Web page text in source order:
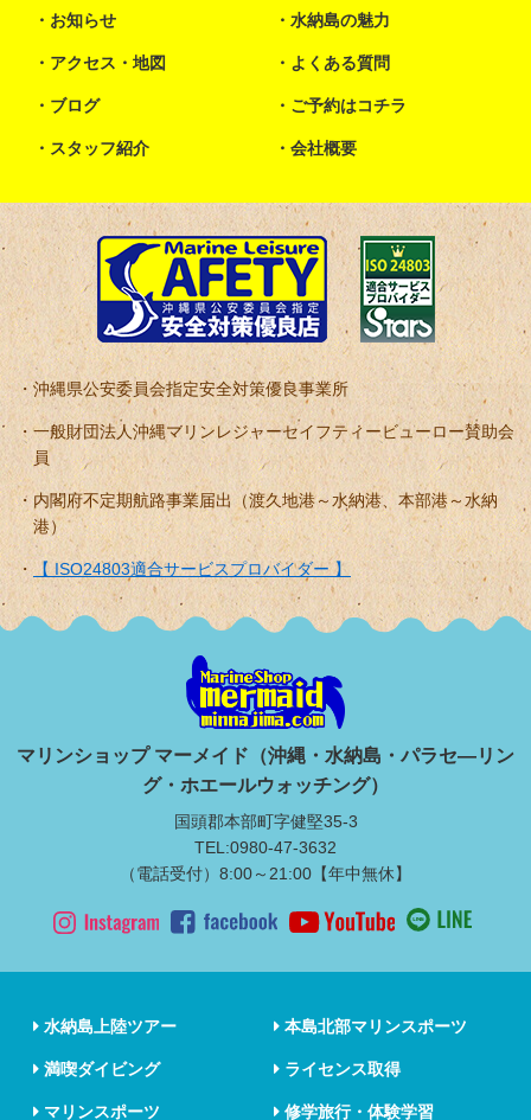
お知らせ 水納島の魅力
アクセス・地図 よくある質問
ブログ ご予約はコチラ
スタッフ紹介 会社概要
沖縄県公安委員会指定安全対策優良事業所
一般財団法人沖縄マリンレジャーセイフティービューロー賛助会
員
内閣府不定期航路事業届出（渡久地港～水納港、本部港～水納
港）
【 ISO24803適合サービスプロバイダー 】
マリンショップ マーメイド（沖縄・水納島・パラセ―リン
グ・ホエールウォッチング）
国頭郡本部町字健堅35-3
TEL:0980-47-3632
（電話受付）8:00～21:00【年中無休】
水納島上陸ツアー 本島北部マリンスポーツ
満喫ダイビング ライセンス取得
マリンスポーツ 修学旅行・体験学習